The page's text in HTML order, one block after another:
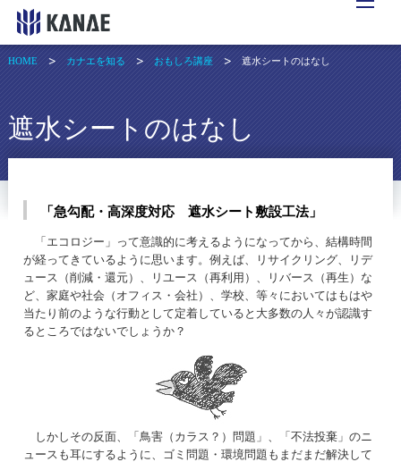
HOME カナエを知る おもしろ講座 遮水シートのはなし
遮水シートのはなし
「急勾配・高深度対応 遮水シート敷設工法」
「エコロジー」って意識的に考えるようになってから、結構時間
が経ってきているように思います。例えば、リサイクリング、リデ
ュース（削減・還元）、リユース（再利用）、リバース（再生）な
ど、家庭や社会（オフィス・会社）、学校、等々においてはもはや
当たり前のような行動として定着していると大多数の人々が認識す
るところではないでしょうか？
しかしその反面、「鳥害（カラス？）問題」、「不法投棄」のニ
ュースも耳にするように、ゴミ問題・環境問題もまだまだ解決して